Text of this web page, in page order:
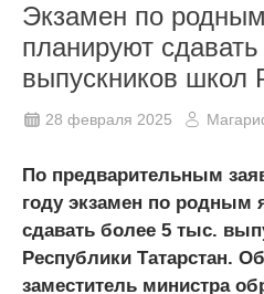
Экзамен по
планируют
выпускников школ
28 февраля 2025
По предварительным
году экзамен по родным
сдавать более 5 тыс.
Республики Татарстан.
заместитель министра